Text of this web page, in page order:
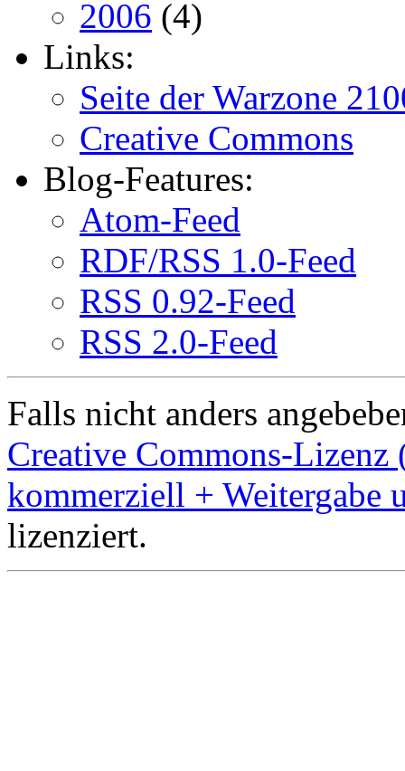
2006 (4)
Links:
Seite der Warzone
Creative Commons
Blog-Features:
Atom-Feed
RDF/RSS 1.0-Feed
RSS 0.92-Feed
RSS 2.0-Feed
Falls nicht anders
Creative Commons-Lizenz
kommerziell + Weitergabe
lizenziert.